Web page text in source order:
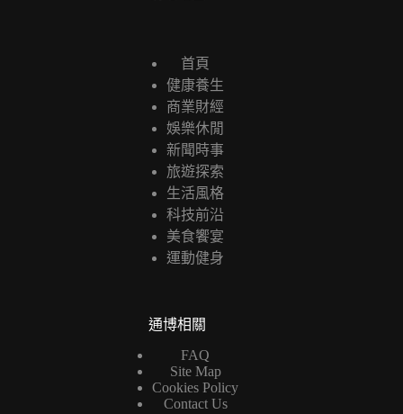
首頁
健康養生
商業財經
娛樂休閒
新聞時事
旅遊探索
生活風格
科技前沿
美食饗宴
運動健身
通博相關
FAQ
Site Map
Cookies Policy
Contact Us